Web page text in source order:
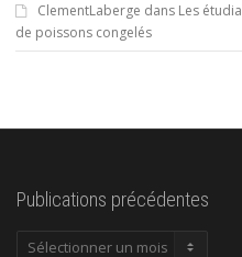
ClementLaberge dans Les
de poissons congelés
Publications précédentes
Publications